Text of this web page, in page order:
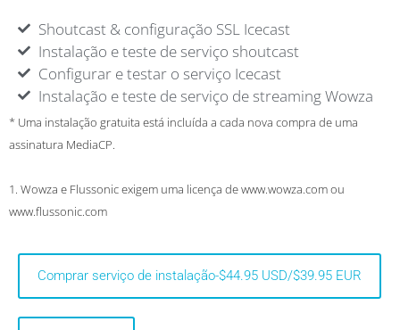
Shoutcast & configuração SSL Icecast
Instalação e teste de serviço shoutcast
Configurar e testar o serviço Icecast
Instalação e teste de serviço de streaming Wowza
* Uma instalação gratuita está incluída a cada nova compra de uma
assinatura MediaCP.
1. Wowza e Flussonic exigem uma licença de www.wowza.com ou
www.flussonic.com
Comprar serviço de instalação-$44.95 USD/$39.95 EUR